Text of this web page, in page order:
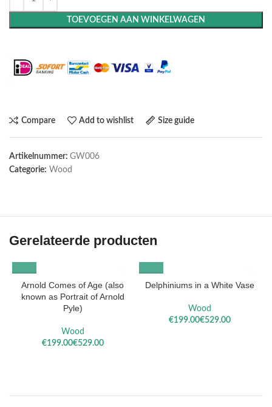
TOEVOEGEN AAN WINKELWAGEN
Compare Add to wishlist Size guide
Artikelnummer: GW006
Categorie: Wood
Gerelateerde producten
Arnold Comes of Age (also
known as Portrait of Arnold
Pyle)
Wood
€
€
Delphiniums in a White Vase
Wood
€
€